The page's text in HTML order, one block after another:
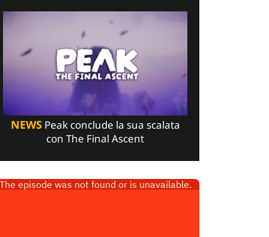
NEWSPeak conclude la sua scalata
con The Final Ascent